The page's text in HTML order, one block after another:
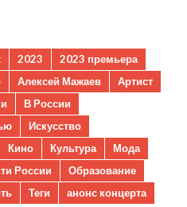
2023
2023 премьера
Алексей Мажаев
Артист
В России
Искусство
Кино Культура
Мода
России
Образование
Теги
анонс концерта